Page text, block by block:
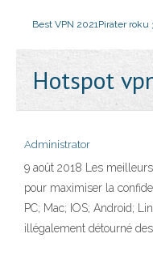
Best VPN 2021Pirater roku
Hotspot
Administrator
9 août 2018 Les
pour maximiser la
PC; Mac; IOS; Android;
illégalement détourné